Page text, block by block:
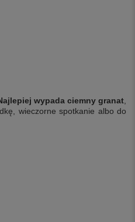
wypada ciemny granat
wieczorne spotkanie albo do